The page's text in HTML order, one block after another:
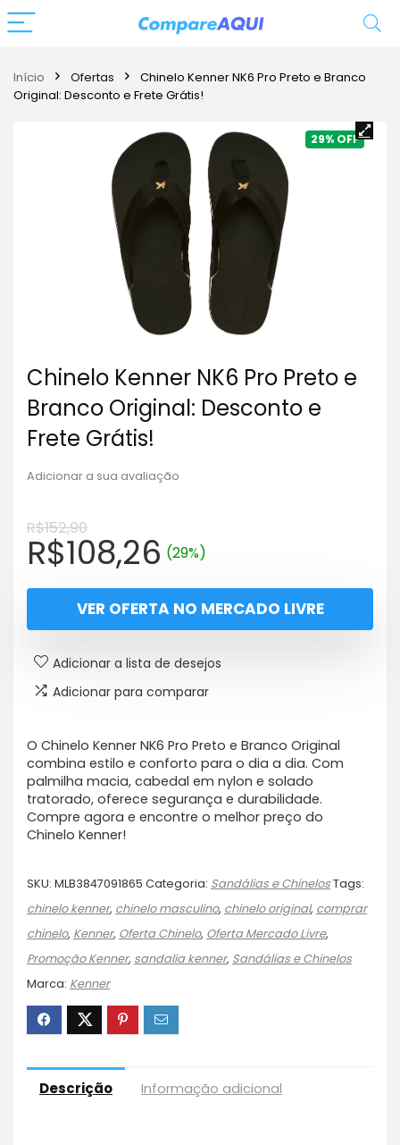
Início Ofertas
Chinelo Kenner NK6 Pro Preto e Branco
Original: Desconto e Frete Grátis!
29%
Chinelo Kenner NK6 Pro Preto e
Branco Original: Desconto e
Frete Grátis!
Adicionar a sua avaliação
R$152,90
O
preço
original
era:
R$152,90.
R$108,26O
preço
atual
é:
R$108,26.
(29%)
VER OFERTA NO MERCADO LIVRE
Adicionar a lista de desejos
Adicionar para comparar
O Chinelo Kenner NK6 Pro Preto e Branco Original
combina estilo e conforto para o dia a dia. Com
palmilha macia, cabedal em nylon e solado
tratorado, oferece segurança e durabilidade.
Compre agora e encontre o melhor preço do
Chinelo Kenner!
SKU: MLB3847091865 Categoria: Sandálias e ChinelosTags:
chinelo kenner, chinelo masculino, chinelo original, comprar
chinelo, Kenner, Oferta Chinelo, Oferta Mercado Livre,
Promoção Kenner, sandalia kenner, Sandálias e Chinelos
Marca: Kenner
Descrição Informação adicional